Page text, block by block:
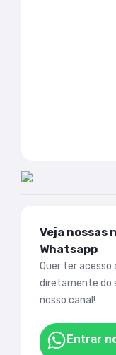
Veja nossas
Whatsapp
Quer ter acesso
diretamente do
nosso canal!
Entrar